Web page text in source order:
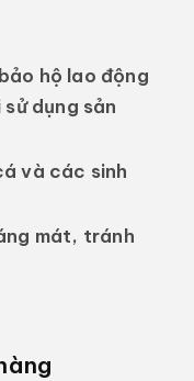
hộ lao động
dụng sản
và các sinh
mát, tránh